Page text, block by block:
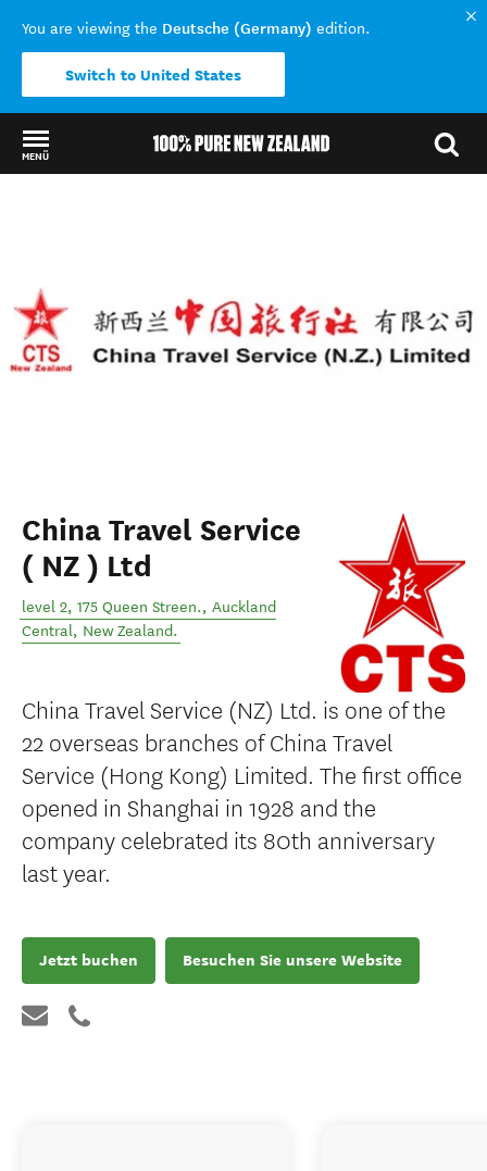
You are viewing the Deutsche (Germany) edition.
Switch to United States
MENÜ
China Travel Service
( NZ ) Ltd
level 2, 175 Queen Streen., Auckland
Central, New Zealand.
China Travel Service (NZ) Ltd. is one of the
22 overseas branches of China Travel
Service (Hong Kong) Limited. The first office
opened in Shanghai in 1928 and the
company celebrated its 80th anniversary
last year.
Jetzt buchen Besuchen Sie unsere Website